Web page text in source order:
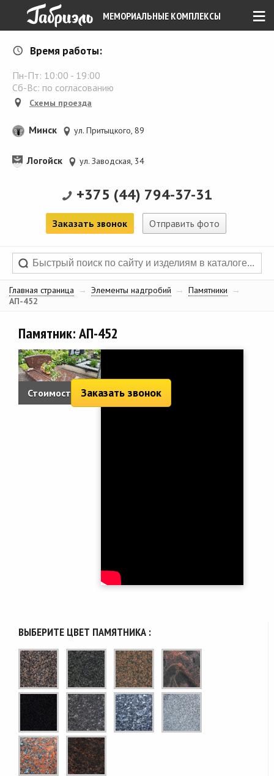
≡
МЕМОРИАЛЬНЫЕ КОМПЛЕКСЫ
Время работы:
Пн-Пт: 10:00 - 19:00
Сб-Вс: по согласованию
Схемы проезда
Минск ул. Притыцкого, 89
Логойск ул. Заводская, 34
+375 (44) 794-37-31
Заказать звонок Отправить фото
Главная страница → Элементы надгробий → Памятники
→
АП-452
Памятник: АП-452
Стоимость: 3 929 руб.
Заказать звонок
ВЫБЕРИТЕ ЦВЕТ ПАМЯТНИКА :